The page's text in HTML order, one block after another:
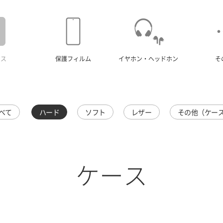
保護フィルム イヤホン・ヘッドホン そ
て ハード ソフト レザー その他（ケース
ケース